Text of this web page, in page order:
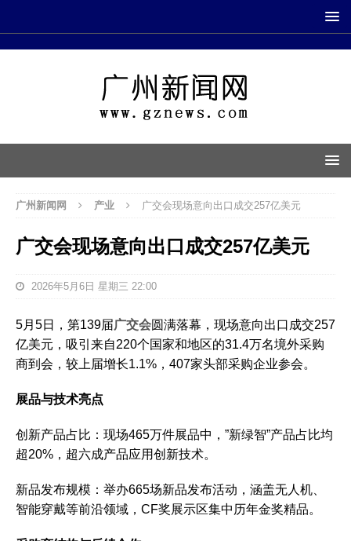
广州新闻网 产业 广交会现场意向出口成交257亿美元
广交会现场意向出口成交257亿美元
2026年5月6日 星期三 22:00
5月5日，第139届广交会圆满落幕，现场意向出口成交‌257
亿美元‌，吸引来自220个国家和地区的‌31.4万名境外采购
商‌到会，较上届增长1.1%，407家头部采购企业参会。‌‌
展品与技术亮点
‌创新产品占比‌：现场465万件展品中，‌”新绿智”产品占比均
超20%‌，超六成产品应用创新技术。‌‌
‌新品发布规模‌：举办665场新品发布活动，涵盖无人机、
智能穿戴等前沿领域，CF奖展示区集中历年金奖精品。‌‌